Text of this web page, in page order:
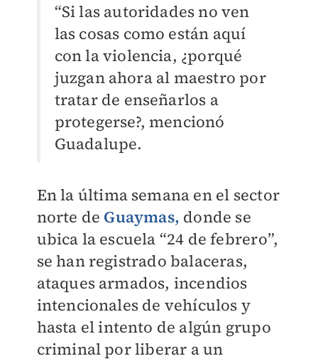
“Si las autoridades no ven
las cosas como están aquí
con la violencia, ¿porqué
juzgan ahora al maestro por
tratar de enseñarlos a
protegerse?, mencionó
Guadalupe.
En la última semana en el sector
norte de Guaymas, donde se
ubica la escuela “24 de febrero”,
se han registrado balaceras,
ataques armados, incendios
intencionales de vehículos y
hasta el intento de algún grupo
criminal por liberar a un